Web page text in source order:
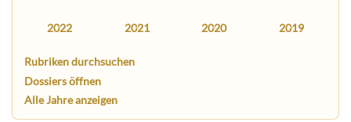
2022 2021 2020 2019
Rubriken durchsuchen
Dossiers öffnen
Alle Jahre anzeigen